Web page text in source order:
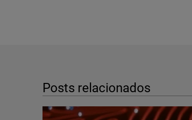
Posts relacionados